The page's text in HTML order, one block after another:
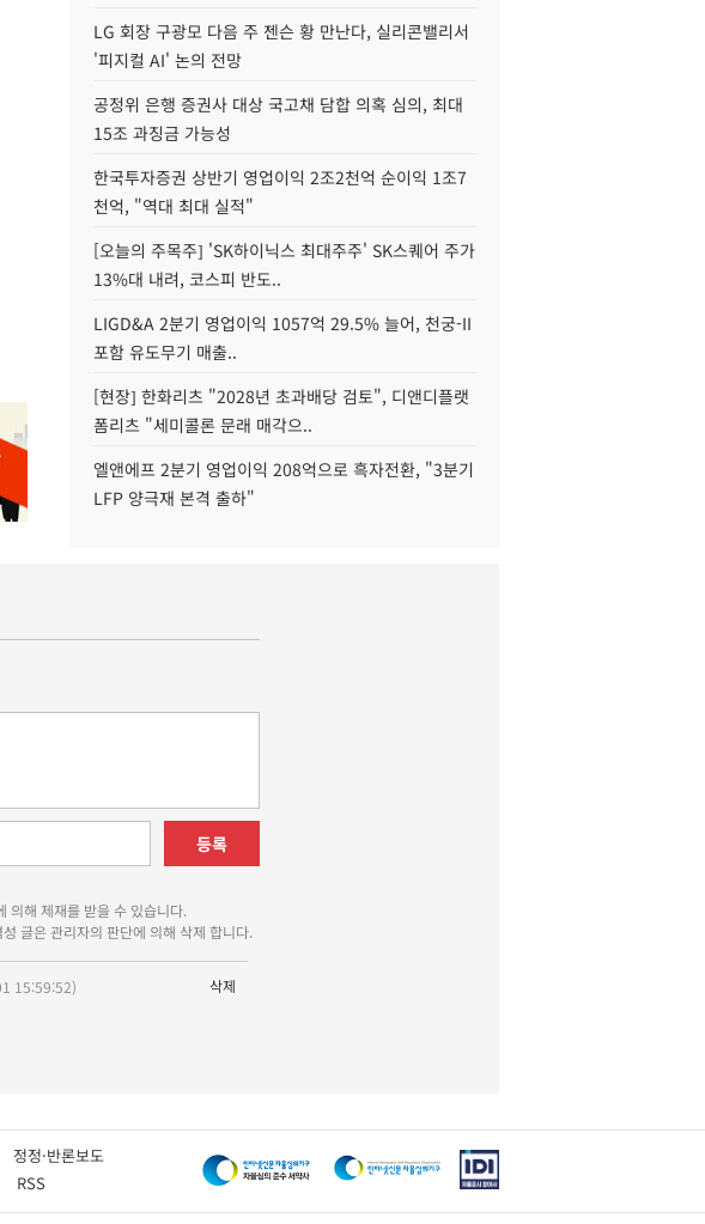
LG 회장 구광모 다음 주 젠슨 황 만난다, 실리콘밸리서
'피지컬 AI' 논의 전망
공정위 은행 증권사 대상 국고채 담합 의혹 심의, 최대
15조 과징금 가능성
한국투자증권 상반기 영업이익 2조2천억 순이익 1조7
천억, "역대 최대 실적"
[오늘의 주목주] 'SK하이닉스 최대주주' SK스퀘어 주가
13%대 내려, 코스피 반도..
LIGD&A 2분기 영업이익 1057억 29.5% 늘어, 천궁-II
포함 유도무기 매출..
[현장] 한화리츠 "2028년 초과배당 검토", 디앤디플랫
폼리츠 "세미콜론 문래 매각으..
엘앤에프 2분기 영업이익 208억으로 흑자전환, "3분기
LFP 양극재 본격 출하"
등록
의해 제재를 받을 수 있습니다.
글은 관리자의 판단에 의해 삭제 합니다.
15:59:52) 삭제
정정·반론보도
RSS